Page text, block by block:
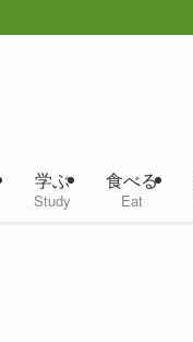
学ぶ
Study
食べる
Eat